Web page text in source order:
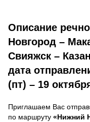
Описание
Новгород –
Свияжск –
дата
(пт) – 19
Приглашаем Вас
по маршруту «Нижний